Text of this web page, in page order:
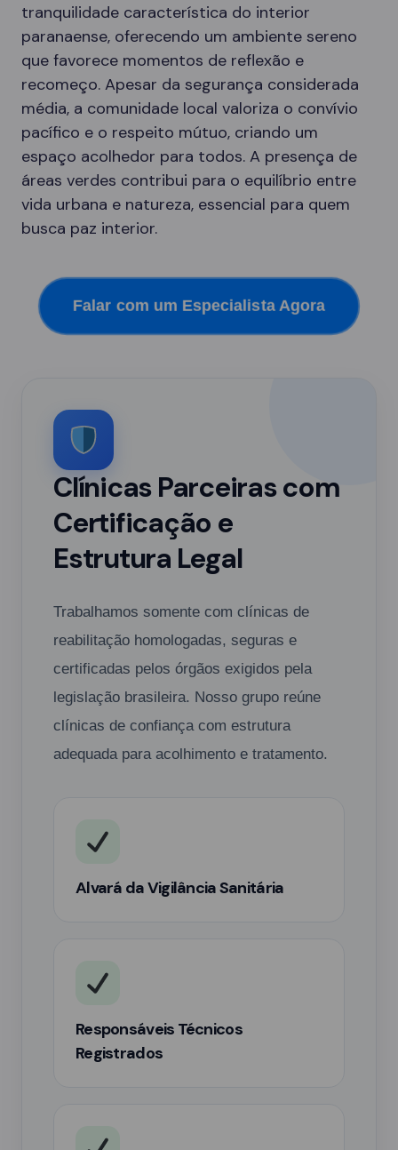
tranquilidade característica do interior
paranaense, oferecendo um ambiente sereno
que favorece momentos de reflexão e
recomeço. Apesar da segurança considerada
média, a comunidade local valoriza o convívio
pacífico e o respeito mútuo, criando um
espaço acolhedor para todos. A presença de
áreas verdes contribui para o equilíbrio entre
vida urbana e natureza, essencial para quem
busca paz interior.
Falar com um Especialista Agora
Clínicas Parceiras com
Certificação e
Estrutura Legal
Trabalhamos somente com clínicas de
reabilitação homologadas, seguras e
certificadas pelos órgãos exigidos pela
legislação brasileira. Nosso grupo reúne
clínicas de confiança com estrutura
adequada para acolhimento e tratamento.
Alvará da Vigilância Sanitária
Responsáveis Técnicos
Registrados